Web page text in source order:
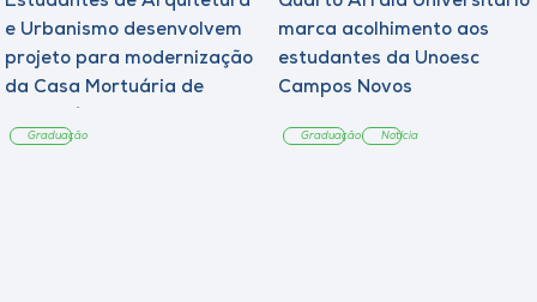
e Urbanismo desenvolvem
projeto para modernização
da Casa Mortuária de
Graduação
marca acolhimento aos
estudantes da Unoesc
Campos Novos
Graduação Notícia